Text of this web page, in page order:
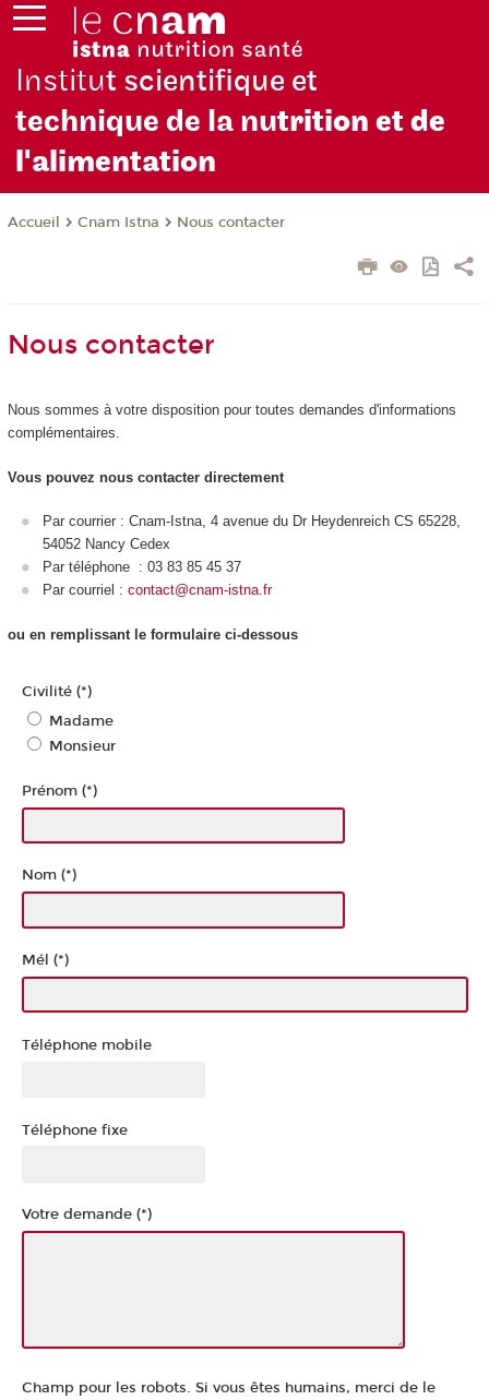
Institut scientifique et
technique de la nutrition et de
l'alimentation
Accueil Cnam Istna Nous contacter
Nous contacter
Nous sommes à votre disposition pour toutes demandes d'informations
complémentaires.
Vous pouvez nous contacter directement
Par courrier : Cnam-Istna, 4 avenue du Dr Heydenreich CS 65228,
54052 Nancy Cedex
Par téléphone : 03 83 85 45 37
Par courriel : contact@cnam-istna.fr
ou en remplissant le formulaire ci-dessous
Civilité (*)
Madame
Monsieur
Prénom (*)
Nom (*)
Mél (*)
Téléphone mobile
Téléphone fixe
Votre demande (*)
Champ pour les robots. Si vous êtes humains, merci de le